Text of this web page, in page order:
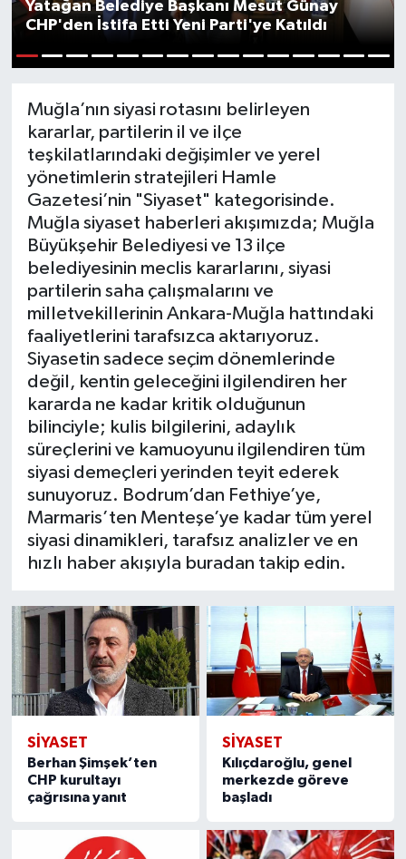
Yatağan Belediye Başkanı Mesut Günay
CHP'den İstifa Etti Yeni Parti'ye Katıldı
Muğla’nın siyasi rotasını belirleyen
kararlar, partilerin il ve ilçe
teşkilatlarındaki değişimler ve yerel
yönetimlerin stratejileri Hamle
Gazetesi’nin "Siyaset" kategorisinde.
Muğla siyaset haberleri akışımızda; Muğla
Büyükşehir Belediyesi ve 13 ilçe
belediyesinin meclis kararlarını, siyasi
partilerin saha çalışmalarını ve
milletvekillerinin Ankara-Muğla hattındaki
faaliyetlerini tarafsızca aktarıyoruz.
Siyasetin sadece seçim dönemlerinde
değil, kentin geleceğini ilgilendiren her
kararda ne kadar kritik olduğunun
bilinciyle; kulis bilgilerini, adaylık
süreçlerini ve kamuoyunu ilgilendiren tüm
siyasi demeçleri yerinden teyit ederek
sunuyoruz. Bodrum’dan Fethiye’ye,
Marmaris’ten Menteşe’ye kadar tüm yerel
siyasi dinamikleri, tarafsız analizler ve en
hızlı haber akışıyla buradan takip edin.
SIYASET
Berhan Şimşek’ten
CHP kurultayı
çağrısına yanıt
SIYASET
Kılıçdaroğlu, genel
merkezde göreve
başladı